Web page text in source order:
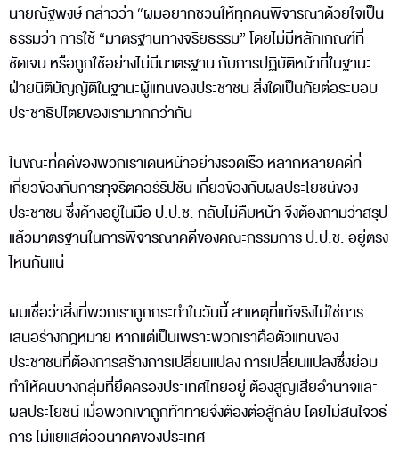
นายณัฐพงษ์ กล่าวว่า “ผมอยากชวนให้ทุกคนพิจารณาด้วยใจเป็น
ธรรมว่า การใช้ “มาตรฐานทางจริยธรรม” โดยไม่มีหลักเกณฑ์ที่
ชัดเจน หรือถูกใช้อย่างไม่มีมาตรฐาน กับการปฏิบัติหน้าที่ในฐานะ
ฝ่ายนิติบัญญัติในฐานะผู้แทนของประชาชน สิ่งใดเป็นภัยต่อระบอบ
ประชาธิปไตยของเรามากกว่ากัน
ในขณะที่คดีของพวกเราเดินหน้าอย่างรวดเร็ว หลากหลายคดีที่
เกี่ยวข้องกับการทุจริตคอร์รัปชัน เกี่ยวข้องกับผลประโยชน์ของ
ประชาชน ซึ่งค้างอยู่ในมือ ป.ป.ช. กลับไม่คืบหน้า จึงต้องถามว่าสรุป
แล้วมาตรฐานในการพิจารณาคดีของคณะกรรมการ ป.ป.ช. อยู่ตรง
ไหนกันแน่
ผมเชื่อว่าสิ่งที่พวกเราถูกกระทำในวันนี้ สาเหตุที่แท้จริงไม่ใช่การ
เสนอร่างกฎหมาย หากแต่เป็นเพราะพวกเราคือตัวแทนของ
ประชาชนที่ต้องการสร้างการเปลี่ยนแปลง การเปลี่ยนแปลงซึ่งย่อม
ทำให้คนบางกลุ่มที่ยึดครองประเทศไทยอยู่ ต้องสูญเสียอำนาจและ
ผลประโยชน์ เมื่อพวกเขาถูกท้าทายจึงต้องต่อสู้กลับ โดยไม่สนใจวิธี
การ ไม่แยแสต่ออนาคตของประเทศ